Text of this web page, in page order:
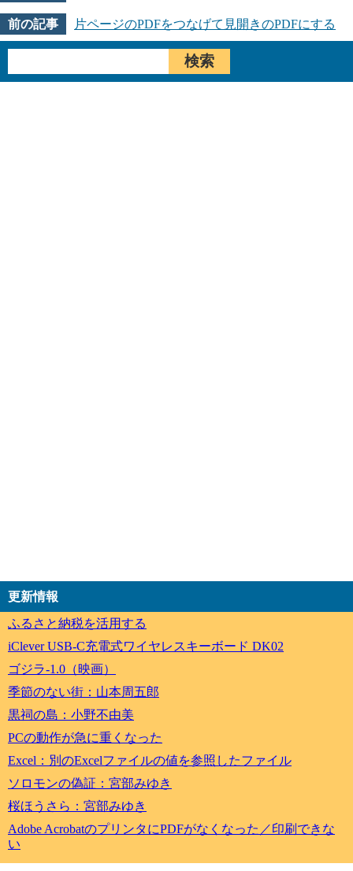
片ページのPDFをつなげて見開きのPDFにする
更新情報
ふるさと納税を活用する
iClever USB-C充電式ワイヤレスキーボード DK02
ゴジラ-1.0（映画）
季節のない街：山本周五郎
黒祠の島：小野不由美
PCの動作が急に重くなった
Excel：別のExcelファイルの値を参照したファイル
ソロモンの偽証：宮部みゆき
桜ほうさら：宮部みゆき
Adobe AcrobatのプリンタにPDFがなくなった／印刷できな
い